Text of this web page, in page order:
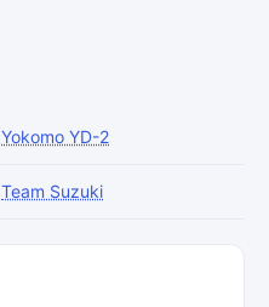
Yokomo YD-2
Team Suzuki